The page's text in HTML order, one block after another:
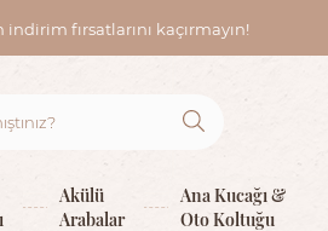
indirim fırsatlarını kaçırmayın!
Akülü
Arabalar
Ana Kucağı &
Oto Koltuğu